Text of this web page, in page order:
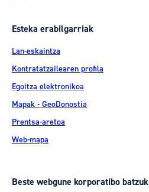
Esteka erabilgarriak
Lan-eskaintza
Kontratatzailearen profila
Egoitza elektronikoa
Mapak - GeoDonostia
Prentsa-aretoa
Web-mapa
Beste webgune korporatibo batzuk